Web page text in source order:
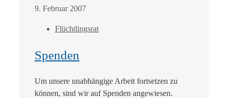
9. Februar 2007
Flüchtlingsrat
Spenden
Um unsere unabhängige Arbeit fortsetzen zu
können, sind wir auf Spenden angewiesen.